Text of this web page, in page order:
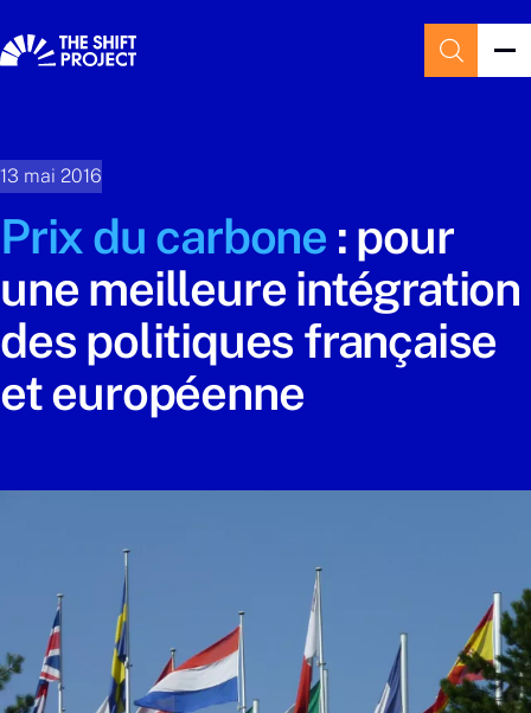
13 mai 2016
Prix du carbone : pour
une meilleure intégration
des politiques française
et européenne